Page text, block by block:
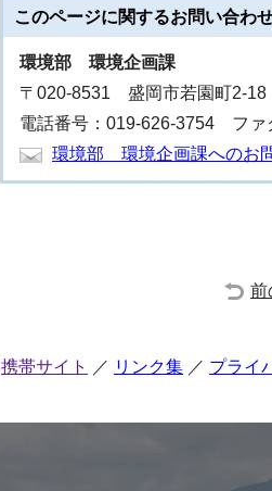
このページに関するお問い合わ
環境部 環境企画課
〒020-8531 盛岡市若園町2-
電話番号：019-626-3754 ファ
環境部 環境企画課へのお
前
携帯サイト リンク集 プライ